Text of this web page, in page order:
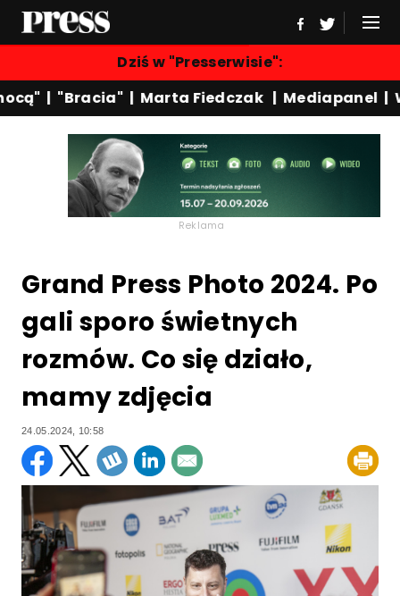
Dziś w "Presserwisie":
|"Bracia"| Marta Fiedczak|Mediapanel|
Reklama
Grand Press Photo 2024. Po
gali sporo świetnych
rozmów. Co się działo,
mamy zdjęcia
24.05.2024, 10:58